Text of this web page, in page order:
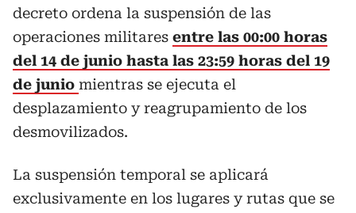
decreto ordena la suspensión de las
operaciones militares entre las 00:00 horas
del 14 de junio hasta las 23:59 horas del 19
de junio mientras se ejecuta el
desplazamiento y reagrupamiento de los
desmovilizados.
La suspensión temporal se aplicará
exclusivamente en los lugares y rutas que se